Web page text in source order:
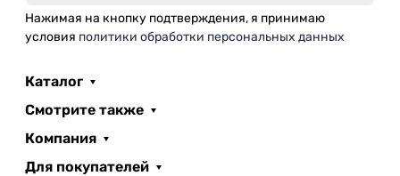
Нажимая на кнопку подтверждения, я принимаю
условия политики обработки персональных данных
Каталог
Смотрите также
Компания
Для покупателей